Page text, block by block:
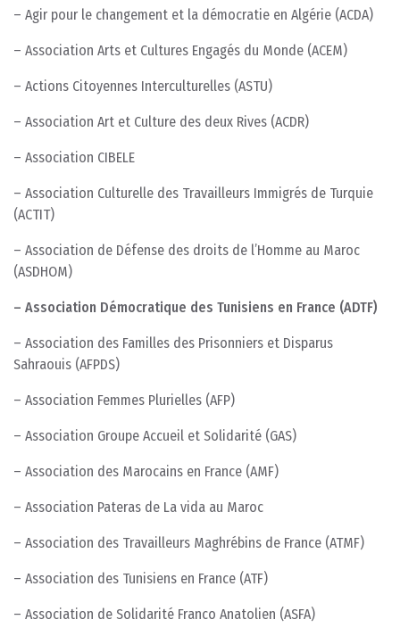
– Agir pour le changement et la démocratie en Algérie (ACDA)
– Association Arts et Cultures Engagés du Monde (ACEM)
– Actions Citoyennes Interculturelles (ASTU)
– Association Art et Culture des deux Rives (ACDR)
– Association CIBELE
– Association Culturelle des Travailleurs Immigrés de Turquie
(ACTIT)
– Association de Défense des droits de l’Homme au Maroc
(ASDHOM)
– Association Démocratique des Tunisiens en France (ADTF)
– Association des Familles des Prisonniers et Disparus
Sahraouis (AFPDS)
– Association Femmes Plurielles (AFP)
– Association Groupe Accueil et Solidarité (GAS)
– Association des Marocains en France (AMF)
– Association Pateras de La vida au Maroc
– Association des Travailleurs Maghrébins de France (ATMF)
– Association des Tunisiens en France (ATF)
– Association de Solidarité Franco Anatolien (ASFA)